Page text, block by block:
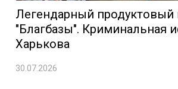
Легендарный продуктовый
"Благбазы". Криминальная
Харькова
30.07.2026